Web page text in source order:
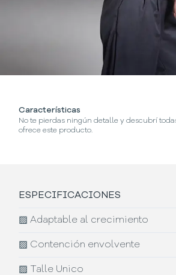
Características
No te pierdas ningún detalle y descubrí
ofrece este producto.
ESPECIFICACIONES
▨ Adaptable al crecimiento
▨ Contención envolvente
▨ Talle Unico